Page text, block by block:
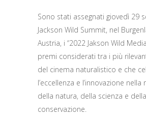
Sono stati assegnati giovedì 29
Jackson Wild Summit, nel
Austria, i “2022 Jakson Wild
premi considerati tra i più
del cinema naturalistico e che
l’eccellenza e l’innovazione nella
della natura, della scienza e della
conservazione.